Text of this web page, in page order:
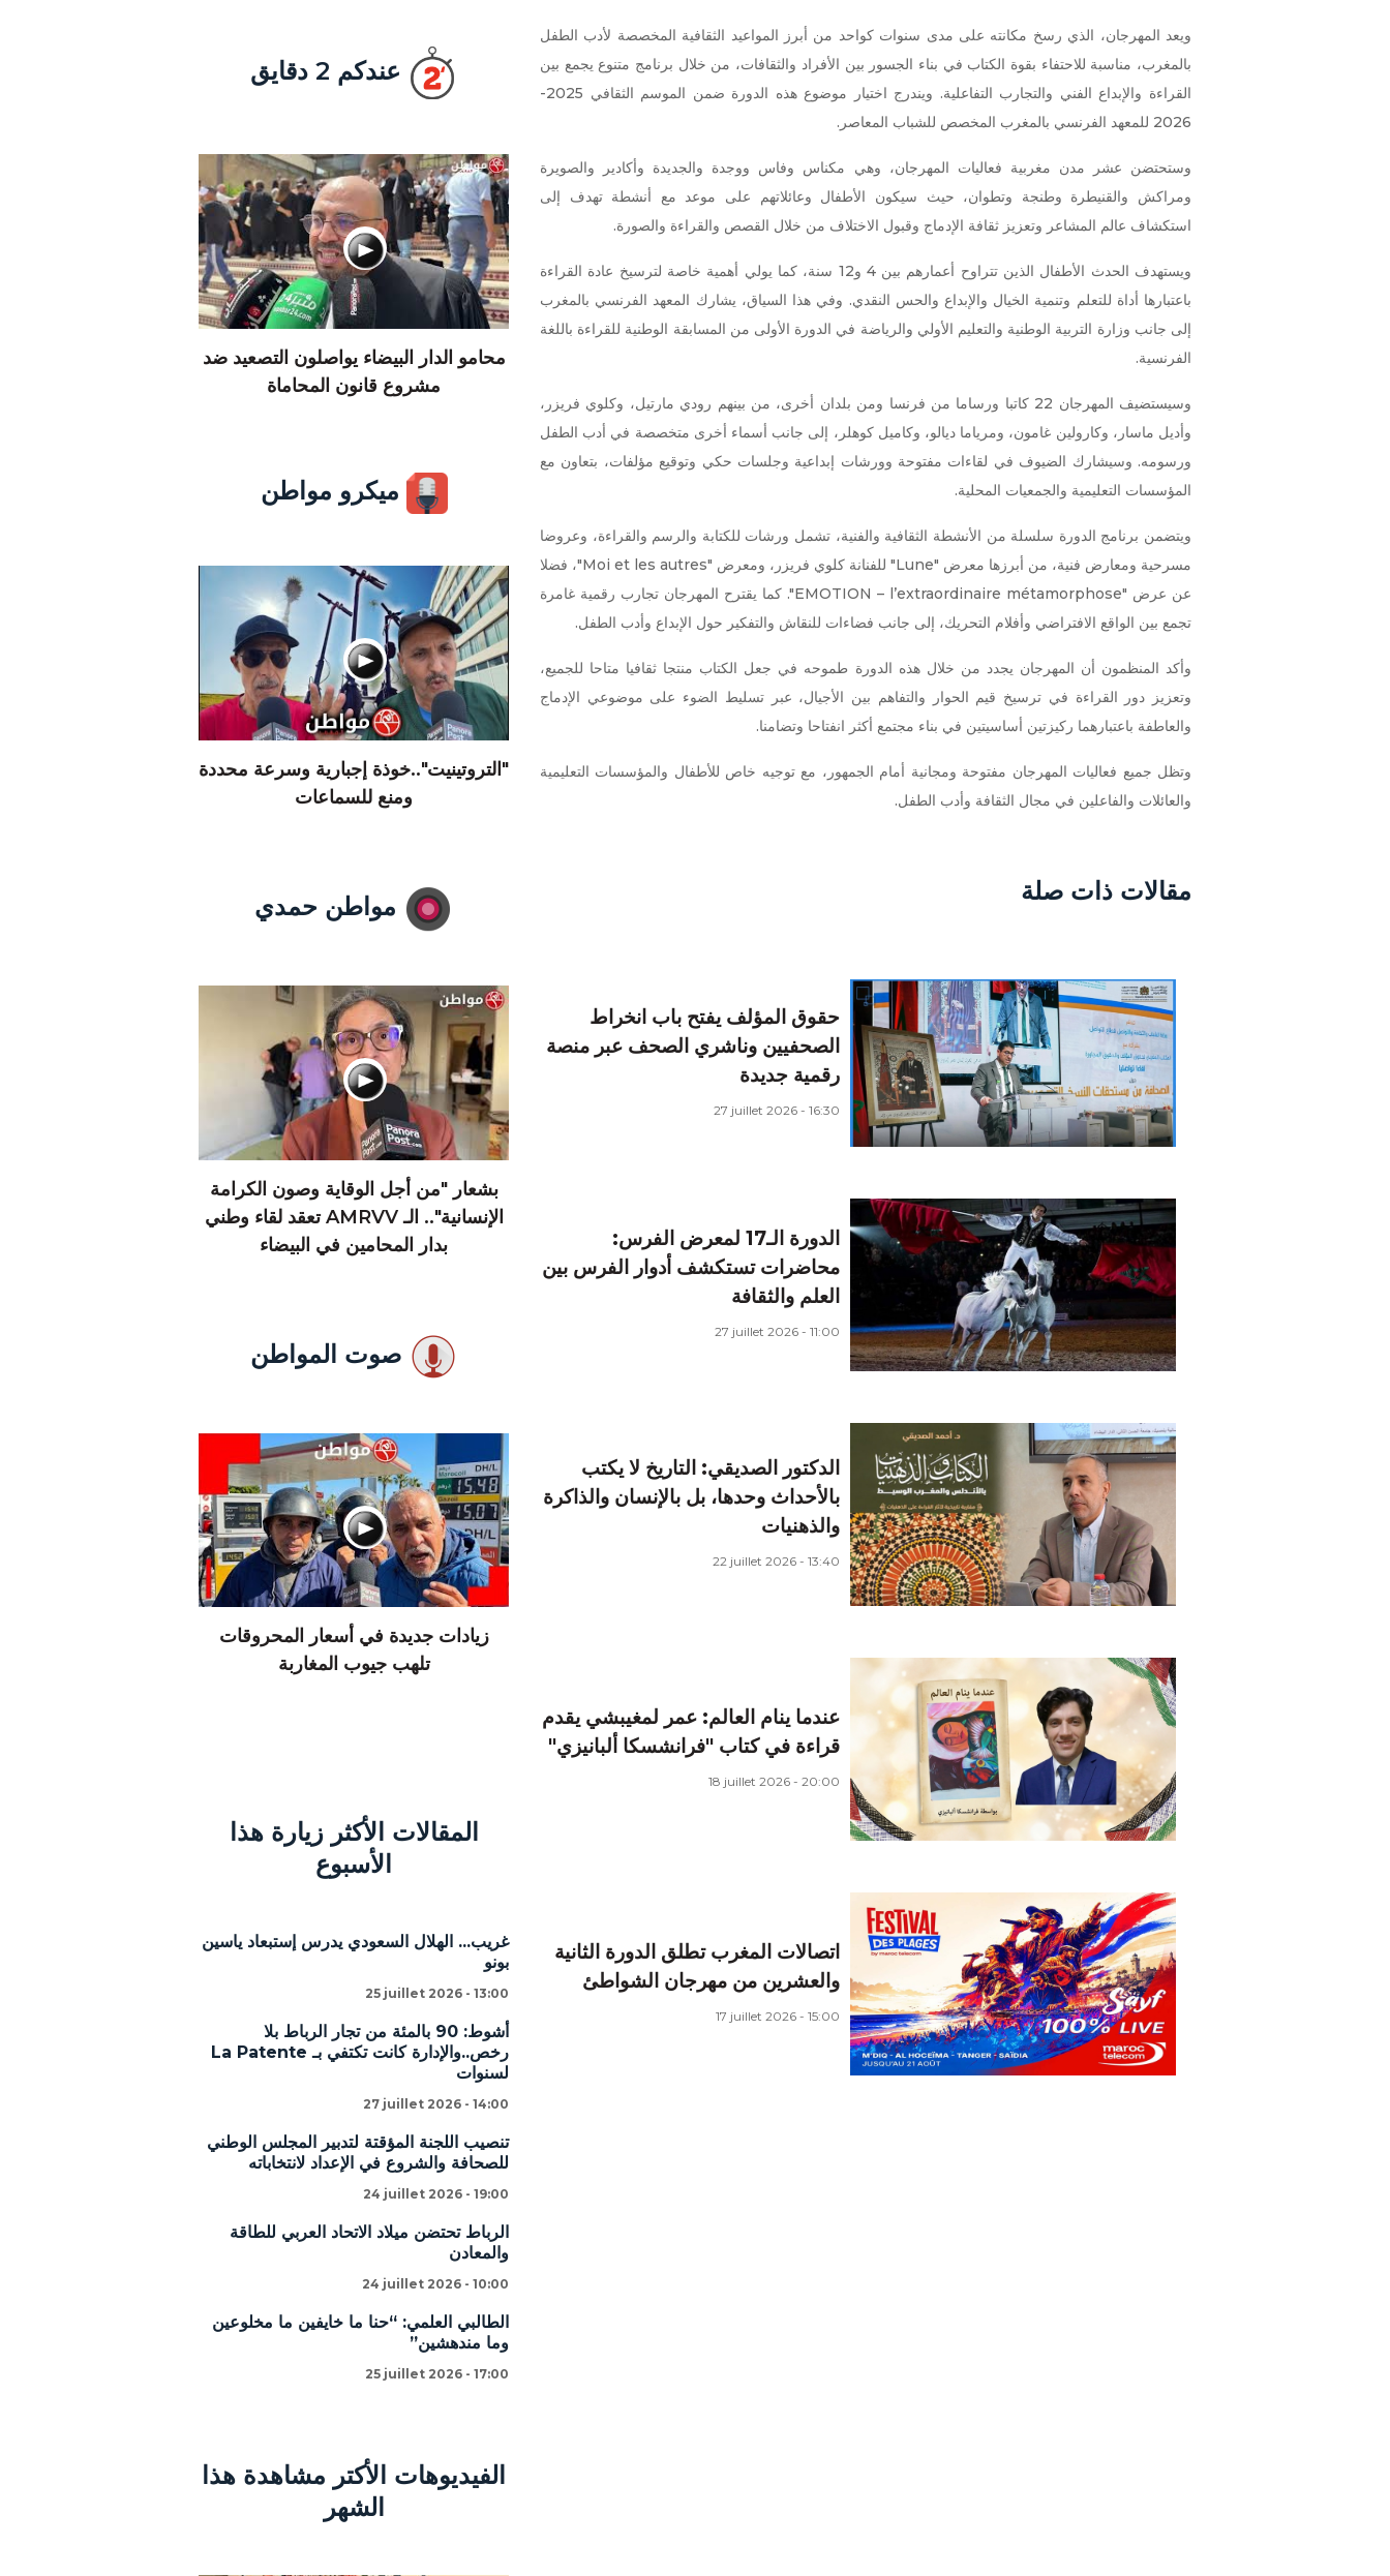
ويعد المهرجان، الذي رسخ مكانته على مدى سنوات كواحد من أبرز المواعيد الثقافية المخصصة لأدب الطفل
بالمغرب، مناسبة للاحتفاء بقوة الكتاب في بناء الجسور بين الأفراد والثقافات، من خلال برنامج متنوع يجمع بين
القراءة والإبداع الفني والتجارب التفاعلية. ويندرج اختيار موضوع هذه الدورة ضمن الموسم الثقافي 2025-
2026 للمعهد الفرنسي بالمغرب المخصص للشباب المعاصر.
وستحتضن عشر مدن مغربية فعاليات المهرجان، وهي مكناس وفاس ووجدة والجديدة وأكادير والصويرة
ومراكش والقنيطرة وطنجة وتطوان، حيث سيكون الأطفال وعائلاتهم على موعد مع أنشطة تهدف إلى
استكشاف عالم المشاعر وتعزيز ثقافة الإدماج وقبول الاختلاف من خلال القصص والقراءة والصورة.
ويستهدف الحدث الأطفال الذين تتراوح أعمارهم بين 4 و12 سنة، كما يولي أهمية خاصة لترسيخ عادة القراءة
باعتبارها أداة للتعلم وتنمية الخيال والإبداع والحس النقدي. وفي هذا السياق، يشارك المعهد الفرنسي بالمغرب
إلى جانب وزارة التربية الوطنية والتعليم الأولي والرياضة في الدورة الأولى من المسابقة الوطنية للقراءة باللغة
الفرنسية.
وسيستضيف المهرجان 22 كاتبا ورساما من فرنسا ومن بلدان أخرى، من بينهم رودي مارتيل، وكلوي فريزر،
وأديل ماسار، وكارولين غامون، ومرياما ديالو، وكاميل كوهلر، إلى جانب أسماء أخرى متخصصة في أدب الطفل
ورسومه. وسيشارك الضيوف في لقاءات مفتوحة وورشات إبداعية وجلسات حكي وتوقيع مؤلفات، بتعاون مع
المؤسسات التعليمية والجمعيات المحلية.
ويتضمن برنامج الدورة سلسلة من الأنشطة الثقافية والفنية، تشمل ورشات للكتابة والرسم والقراءة، وعروضا
مسرحية ومعارض فنية، من أبرزها معرض "Lune" للفنانة كلوي فريزر، ومعرض "Moi et les autres"، فضلا
عن عرض "EMOTION – l’extraordinaire métamorphose". كما يقترح المهرجان تجارب رقمية غامرة
تجمع بين الواقع الافتراضي وأفلام التحريك، إلى جانب فضاءات للنقاش والتفكير حول الإبداع وأدب الطفل.
وأكد المنظمون أن المهرجان يجدد من خلال هذه الدورة طموحه في جعل الكتاب منتجا ثقافيا متاحا للجميع،
وتعزيز دور القراءة في ترسيخ قيم الحوار والتفاهم بين الأجيال، عبر تسليط الضوء على موضوعي الإدماج
والعاطفة باعتبارهما ركيزتين أساسيتين في بناء مجتمع أكثر انفتاحا وتضامنا.
وتظل جميع فعاليات المهرجان مفتوحة ومجانية أمام الجمهور، مع توجيه خاص للأطفال والمؤسسات التعليمية
والعائلات والفاعلين في مجال الثقافة وأدب الطفل.
مقالات ذات صلة
حقوق المؤلف يفتح باب انخراط
الصحفيين وناشري الصحف عبر منصة
رقمية جديدة
27 juillet 2026 - 16:30
الدورة الـ17 لمعرض الفرس:
محاضرات تستكشف أدوار الفرس بين
العلم والثقافة
27 juillet 2026 - 11:00
الدكتور الصديقي: التاريخ لا يكتب
بالأحداث وحدها، بل بالإنسان والذاكرة
والذهنيات
22 juillet 2026 - 13:40
عندما ينام العالم: عمر لمغيبشي يقدم
قراءة في كتاب "فرانشسكا ألبانيزي"
18 juillet 2026 - 20:00
اتصالات المغرب تطلق الدورة الثانية
والعشرين من مهرجان الشواطئ
17 juillet 2026 - 15:00
عندكم 2 دقايق
محامو الدار البيضاء يواصلون التصعيد ضد
مشروع قانون المحاماة
ميكرو مواطن
"التروتينيت"..خوذة إجبارية وسرعة محددة
ومنع للسماعات
مواطن حمدي
بشعار "من أجل الوقاية وصون الكرامة
الإنسانية".. الـ AMRVV تعقد لقاء وطني
بدار المحامين في البيضاء
صوت المواطن
زيادات جديدة في أسعار المحروقات
تلهب جيوب المغاربة
المقالات الأكثر زيارة هذا
الأسبوع
غريب... الهلال السعودي يدرس إستبعاد ياسين
بونو
25 juillet 2026 - 13:00
أشوط: 90 بالمئة من تجار الرباط بلا
رخص..والإدارة كانت تكتفي بـ La Patente
لسنوات
27 juillet 2026 - 14:00
تنصيب اللجنة المؤقتة لتدبير المجلس الوطني
للصحافة والشروع في الإعداد لانتخاباته
24 juillet 2026 - 19:00
الرباط تحتضن ميلاد الاتحاد العربي للطاقة
والمعادن
24 juillet 2026 - 10:00
الطالبي العلمي: “حنا ما خايفين ما مخلوعين
وما مندهشين”
25 juillet 2026 - 17:00
الفيديوهات الأكتر مشاهدة هذا
الشهر